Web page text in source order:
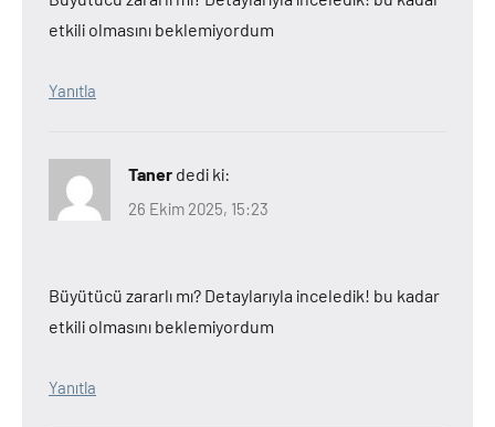
etkili olmasını beklemiyordum
Yanıtla
Taner dedi ki:
26 Ekim 2025, 15:23
Büyütücü zararlı mı? Detaylarıyla inceledik! bu kadar
etkili olmasını beklemiyordum
Yanıtla